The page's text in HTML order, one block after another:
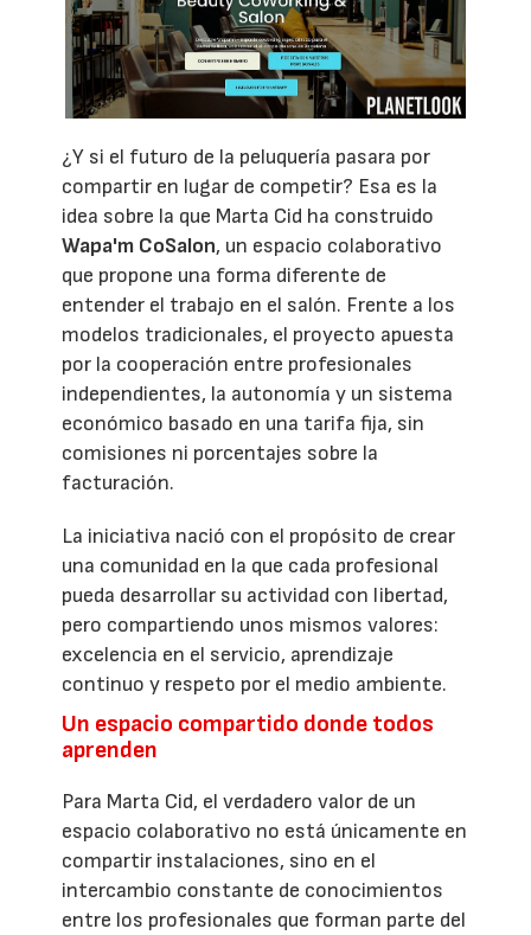
¿Y si el futuro de la peluquería pasara por
compartir en lugar de competir? Esa es la
idea sobre la que Marta Cid ha construido
Wapa'm CoSalon, un espacio colaborativo
que propone una forma diferente de
entender el trabajo en el salón. Frente a los
modelos tradicionales, el proyecto apuesta
por la cooperación entre profesionales
independientes, la autonomía y un sistema
económico basado en una tarifa fija, sin
comisiones ni porcentajes sobre la
facturación.
La iniciativa nació con el propósito de crear
una comunidad en la que cada profesional
pueda desarrollar su actividad con libertad,
pero compartiendo unos mismos valores:
excelencia en el servicio, aprendizaje
continuo y respeto por el medio ambiente.
Un espacio compartido donde todos
aprenden
Para Marta Cid, el verdadero valor de un
espacio colaborativo no está únicamente en
compartir instalaciones, sino en el
intercambio constante de conocimientos
entre los profesionales que forman parte del